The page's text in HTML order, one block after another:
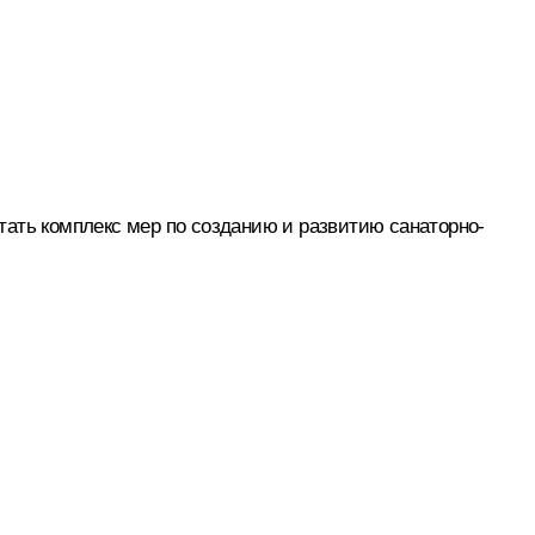
комплекс мер по созданию и развитию санаторно-